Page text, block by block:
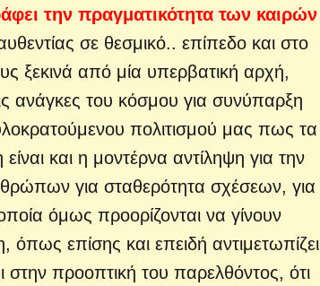
την πραγματικότητα των καιρών
σε θεσμικό.. επίπεδο και στο
ξεκινά από μία υπερβατική αρχή,
ανάγκες του κόσμου για συνύπαρξη
πολιτισμού μας πως τα
και η μοντέρνα αντίληψη για την
για σταθερότητα σχέσεων, για
όμως προορίζονται να γίνουν
όπως επίσης και επειδή αντιμετωπίζει
προοπτική του παρελθόντος, ότι